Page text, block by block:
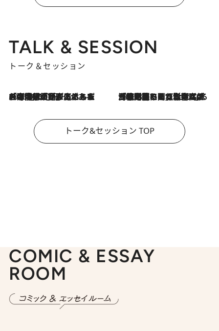
TALK & SESSION
トーク＆セッション
2026.8.3
「今後値上げがあるとすれば…」「リスクがあるのは今年の冬」エネルギー専門家が語る、ホルムズ海峡封鎖が家庭にもたらす“ある心配” 2026.8.3
「住宅建てられない…」「サーチャージ料の高値が続いている」ホルムズ海峡封鎖による影響はいつまで続く？《エネルギー専門家に聞く“どうなる日本の暮らし”》
トーク&セッション TOP
COMIC & ESSAY
ROOM